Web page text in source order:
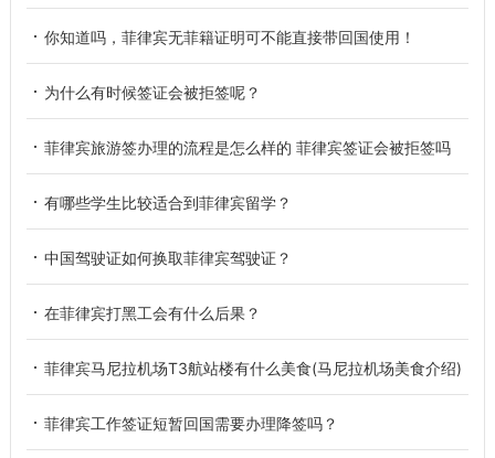
你知道吗，菲律宾无菲籍证明可不能直接带回国使用！
为什么有时候签证会被拒签呢？
菲律宾旅游签办理的流程是怎么样的 菲律宾签证会被拒签吗
有哪些学生比较适合到菲律宾留学？
中国驾驶证如何换取菲律宾驾驶证？
在菲律宾打黑工会有什么后果？
菲律宾马尼拉机场T3航站楼有什么美食(马尼拉机场美食介绍)
菲律宾工作签证短暂回国需要办理降签吗？